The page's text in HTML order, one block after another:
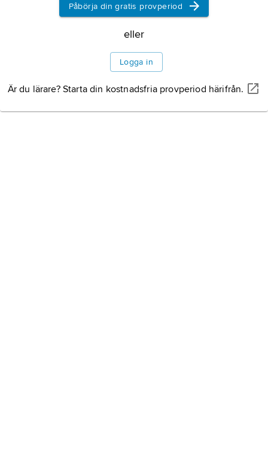
Påbörja din gratis provperiod
eller
Logga in
Är du lärare? Starta din kostnadsfria provperiod härifrån.